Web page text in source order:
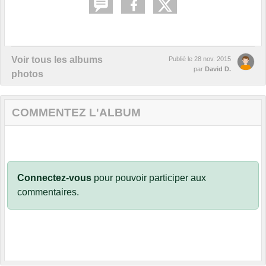
Voir tous les albums
photos
Publié le 28 nov. 2015
par David D.
COMMENTEZ L'ALBUM
Connectez-vous pour pouvoir participer aux
commentaires.